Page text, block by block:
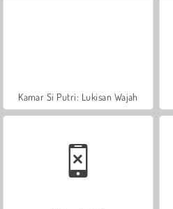
Kamar Si Putri: Lukisan Wajah